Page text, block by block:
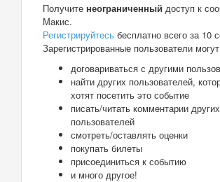
Получите неограниченный доступ к
Макис.
Регистрируйтесь бесплатно всего за 10
Зарегистрированные пользователи
договариваться с другими
найти других пользователей,
хотят посетить это событие
писать/читать комментарии других
пользователей
смотреть/оставлять оценки
покупать билеты
присоединиться к событию
и много другое!